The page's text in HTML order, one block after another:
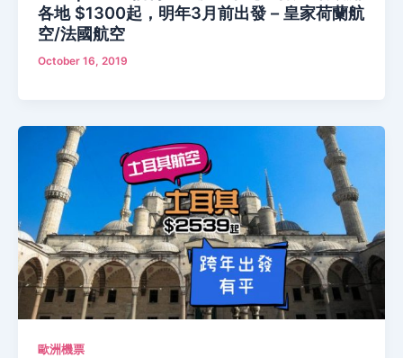
各地 $1300起，明年3月前出發 – 皇家荷蘭航
空/法國航空
October 16, 2019
歐洲機票